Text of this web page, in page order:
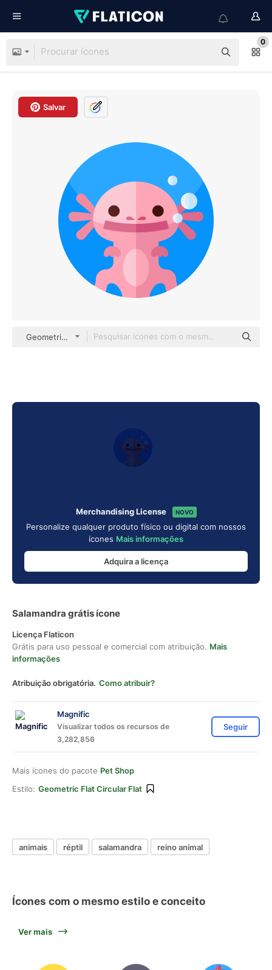
0
Salvar
Geometric Flat Circular Flat
Merchandising License NOVO
Personalize qualquer produto físico ou digital com nossos
ícones Mais informações
Adquira a licença
Salamandra grátis ícone
Licença Flaticon
Grátis para uso pessoal e comercial com atribuição. Mais
informações
Atribuição obrigatória. Como atribuir?
Magnific
Visualizar todos os recursos de
3,282,856
Seguir
Mais ícones do pacote Pet Shop
Estilo: Geometric Flat Circular Flat
animais réptil salamandra reino animal
Ícones com o mesmo estilo e conceito
Ver mais